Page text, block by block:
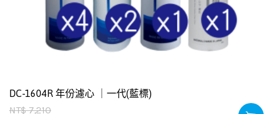
DC-1604R 年份濾心 ｜一代(藍標)
NT$7,210